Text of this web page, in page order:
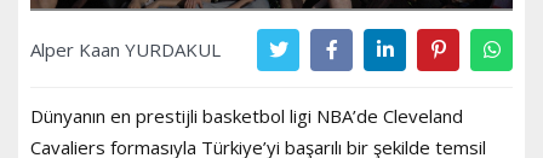
Alper Kaan YURDAKUL
Dünyanın en prestijli basketbol ligi NBA’de Cleveland
Cavaliers formasıyla Türkiye’yi başarılı bir şekilde temsil